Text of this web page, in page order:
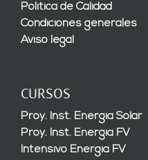
Política de Calidad
Condiciones generales
Aviso legal
CURSOS
Proy. Inst. Energía Solar
Proy. Inst. Energía FV
Intensivo Energía FV